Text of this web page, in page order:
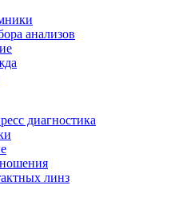
анализов
диагностика
линз